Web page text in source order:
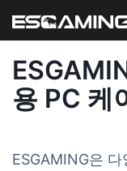
용 PC 케
ESGAMING은